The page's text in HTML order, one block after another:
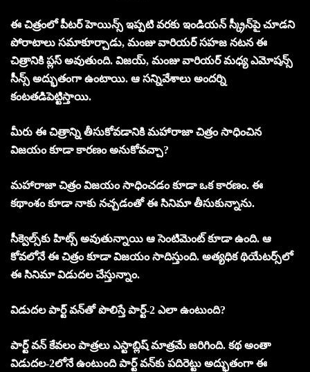
ఈ చిత్రంలో పీటర్‌ హెయిన్స్‌ ఇప్పటి వరకు ఇండియన్‌ స్క్రీన్‌పై చూడని
పోరాటాలు సమాకూర్చాడు, మంజు వారియర్‌ సహజ నటన ఈ
చిత్రానికి ప్లస్‌ అవుతుంది. విజయ్‌, మంజు వారియర్‌ మధ్య ఎమోషన్స్‌
సీన్స్‌ అద్భుతంగా ఉంటాయి. ఆ సన్నివేశాలు అందర్ని
కంటతడిపెట్టిస్తాయి.
మీరు ఈ చిత్రాన్ని తీసుకోవడానికి మహారాజా చిత్రం సాధించిన
విజయం కూడా కారణం అనుకోవచ్చా?
మహారాజా చిత్రం విజయం సాధించడం కూడా ఒక కారణం. ఈ
కథాంశం కూడా నాకు నచ్చడంతో ఈ సినిమా తీసుకున్నాను.
సీక్వెల్స్‌కు హిట్స్‌ అవుతున్నాయి ఆ సెంటిమెంట్‌ కూడా ఉంది. ఆ
కోవలోనే ఈ చిత్రం కూడా విజయం సాదిస్తుంది. అత్యధిక థియేటర్స్‌లో
ఈ సినిమా విడుదల చేస్తున్నాం.
విడుదల పార్ట్‌ వన్‌తో పొలిస్తే పార్ట్‌-2 ఎలా ఉంటుంది?
పార్ట్‌ వన్‌ కేవలం పాత్రలు ఎస్టాబ్లిష్‌ మాత్రమే జరిగింది. కథ అంతా
విడుదల-2లోనే ఉంటుంది పార్ట్‌ వన్‌కు పదిరెట్టు అద్భుతంగా ఈ